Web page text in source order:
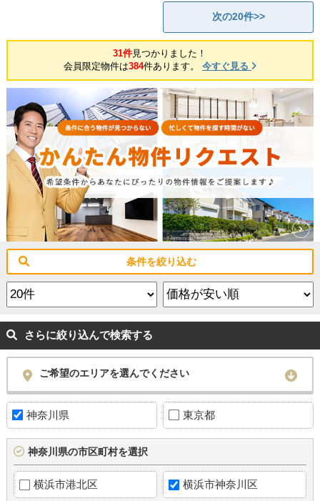
次の20件>>
31件見つかりました！
会員限定物件は384件あります。 今すぐ見る
条件を絞り込む
さらに絞り込んで検索する
ご希望のエリアを選んでください
神奈川県 東京都
神奈川県の市区町村を選択
横浜市港北区 横浜市神奈川区